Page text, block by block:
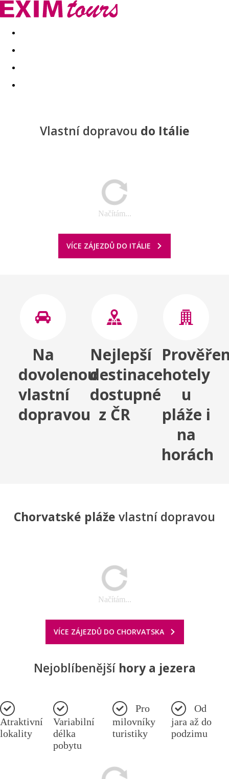
Akční nabídky Last minute
Vlastní dopravou do Itálie
Načítám...
VÍCE ZÁJEZDŮ DO ITÁLIE
Na
dovolenou
vlastní
dopravou
Nejlepší
destinace
dostupné
z ČR
hotely
u
pláže i
na
horách
Chorvatské pláže vlastní dopravou
Načítám...
VÍCE ZÁJEZDŮ DO CHORVATSKA
Nejoblíbenější hory a jezera
Atraktivní
lokality
Variabilní
délka
pobytu
Pro
milovníky
turistiky
Od
jara až do
podzimu